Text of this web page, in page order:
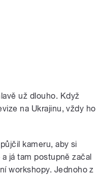
už dlouho. Když
na Ukrajinu, vždy ho
kameru, aby si
já tam postupně začal
workshopy. Jednoho z